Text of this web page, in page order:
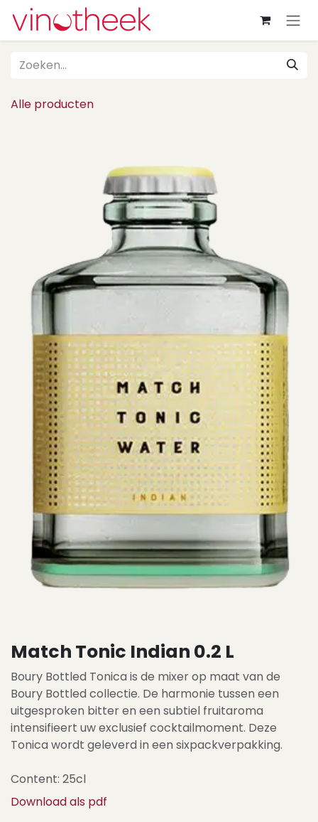
Overslaan naar inhoud
Alle producten
Match Tonic Indian 0.2 L
Boury Bottled Tonica is de mixer op maat van de
Boury Bottled collectie. De harmonie tussen een
uitgesproken bitter en een subtiel fruitaroma
intensifieert uw exclusief cocktailmoment. Deze
Tonica wordt geleverd in een sixpackverpakking.
Content: 25cl
Download als pdf